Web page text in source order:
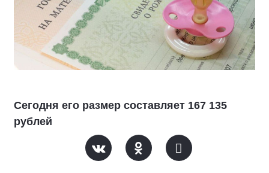
Сегодня его размер составляет 167 135
рублей